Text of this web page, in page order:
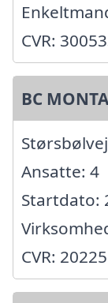
CVR:
BC
Ansatte: 4
Startdato:
CVR: